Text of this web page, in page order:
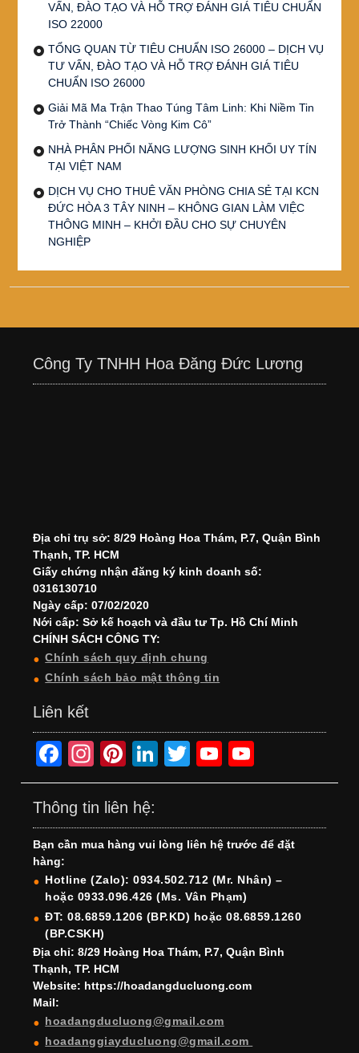
VẤN, ĐÀO TẠO VÀ HỖ TRỢ ĐÁNH GIÁ TIÊU CHUẨN
ISO 22000
TỔNG QUAN TỪ TIÊU CHUẨN ISO 26000 – DỊCH VỤ
TƯ VẤN, ĐÀO TẠO VÀ HỖ TRỢ ĐÁNH GIÁ TIÊU
CHUẨN ISO 26000
Giải Mã Ma Trận Thao Túng Tâm Linh: Khi Niềm Tin
Trở Thành “Chiếc Vòng Kim Cô”
NHÀ PHÂN PHỐI NĂNG LƯỢNG SINH KHỐI UY TÍN
TẠI VIỆT NAM
DỊCH VỤ CHO THUÊ VĂN PHÒNG CHIA SẺ TẠI KCN
ĐỨC HÒA 3 TÂY NINH – KHÔNG GIAN LÀM VIỆC
THÔNG MINH – KHỞI ĐẦU CHO SỰ CHUYÊN
NGHIỆP
Công Ty TNHH Hoa Đăng Đức Lương
Địa chỉ trụ sở: 8/29 Hoàng Hoa Thám, P.7, Quận Bình
Thạnh, TP. HCM
Giấy chứng nhận đăng ký kinh doanh số:
0316130710
Ngày cấp: 07/02/2020
Nới cấp: Sở kế hoạch và đầu tư Tp. Hồ Chí Minh
CHÍNH SÁCH CÔNG TY:
Chính sách quy định chung
Chính sách bảo mật thông tin
Liên kết
F
a
c
e
b
o
o
k
In
st
a
gr
a
m
Pi
nt
er
e
st
Li
n
e
dI
n
T
wi
er
Y
o
T
u
b
e
o
T
u
b
e
h
Thông tin liên hệ:
Bạn cần mua hàng vui lòng liên hệ trước để đặt
hàng:
Hotline (Zalo): 0934.502.712 (Mr. Nhân) –
hoặc 0933.096.426 (Ms. Vân Phạm)
ĐT: 08.6859.1206 (BP.KD) hoặc 08.6859.1260
(BP.CSKH)
Địa chỉ: 8/29 Hoàng Hoa Thám, P.7, Quận Bình
Thạnh, TP. HCM
Website: https://hoadangducluong.com
Mail:
hoadangducluong@gmail.com
hoadanggiayducluong@gmail.com